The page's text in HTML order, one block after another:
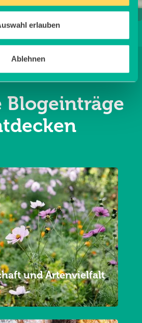
erlauben
Ablehnen
Blogeinträge
und Artenvielfalt